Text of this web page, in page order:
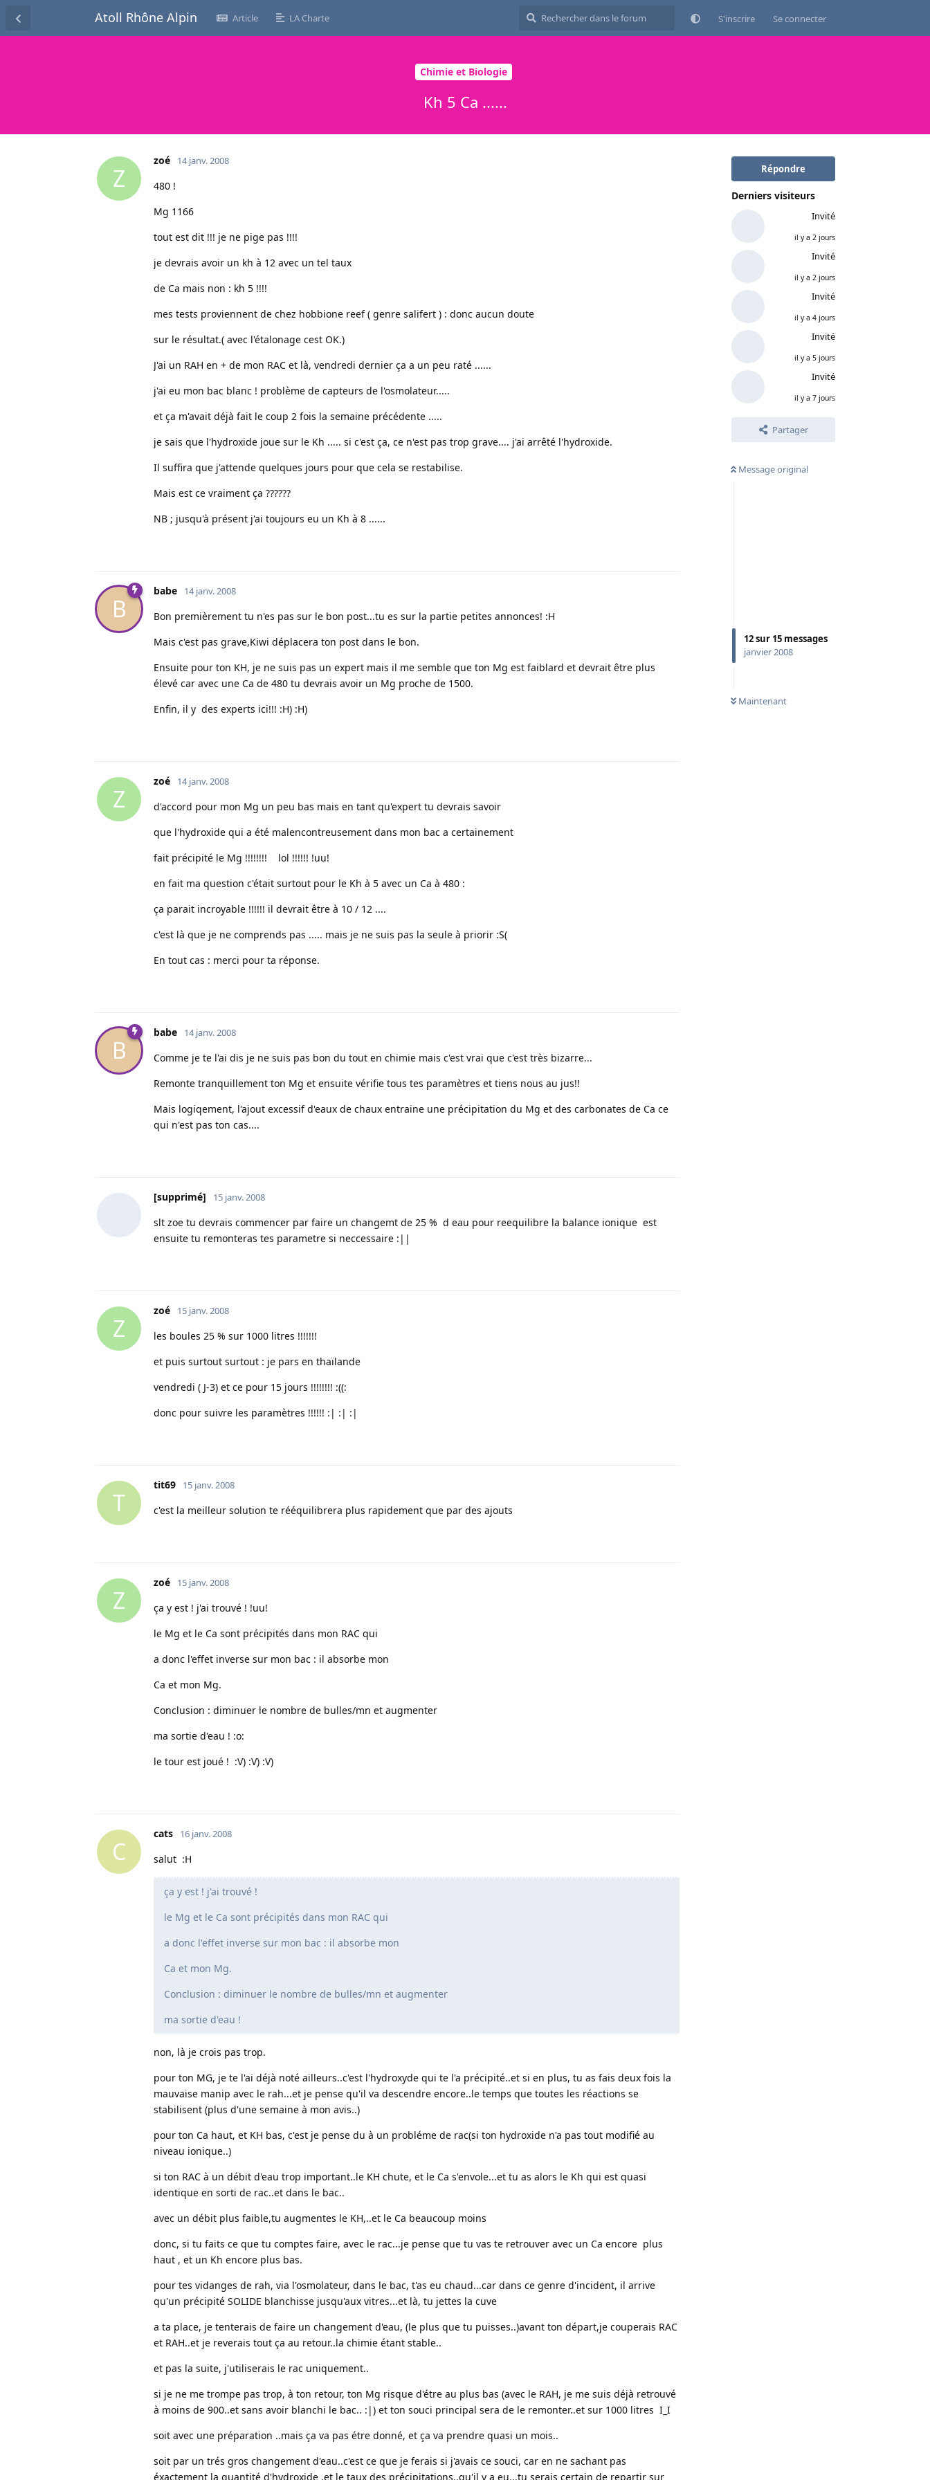
Atoll Rhône Alpin Article LA Charte S'inscrire Se connecter
Chimie et Biologie
Kh 5 Ca ......
Répondre
Derniers visiteurs
Invité
il y a 2 jours
Invité
il y a 2 jours
Invité
il y a 4 jours
Invité
il y a 5 jours
Invité
il y a 7 jours
Partager
Message original
12sur 15 messages
janvier 2008
Maintenant
Z
zoé 14 janv. 2008
480 !
Mg 1166
tout est dit !!! je ne pige pas !!!!
je devrais avoir un kh à 12 avec un tel taux
de Ca mais non : kh 5 !!!!
mes tests proviennent de chez hobbione reef ( genre salifert ) : donc aucun doute
sur le résultat.( avec l'étalonage cest OK.)
J'ai un RAH en + de mon RAC et là, vendredi dernier ça a un peu raté ......
j'ai eu mon bac blanc ! problème de capteurs de l'osmolateur.....
et ça m'avait déjà fait le coup 2 fois la semaine précédente .....
je sais que l'hydroxide joue sur le Kh ..... si c'est ça, ce n'est pas trop grave.... j'ai arrêté l'hydroxide.
Il suffira que j'attende quelques jours pour que cela se restabilise.
Mais est ce vraiment ça ??????
NB ; jusqu'à présent j'ai toujours eu un Kh à 8 ......
B
babe 14 janv. 2008
Bon premièrement tu n'es pas sur le bon post...tu es sur la partie petites annonces! :H
Mais c'est pas grave,Kiwi déplacera ton post dans le bon.
Ensuite pour ton KH, je ne suis pas un expert mais il me semble que ton Mg est faiblard et devrait être plus
élevé car avec une Ca de 480 tu devrais avoir un Mg proche de 1500.
Enfin, il y des experts ici!!! :H) :H)
Z
zoé 14 janv. 2008
d'accord pour mon Mg un peu bas mais en tant qu'expert tu devrais savoir
que l'hydroxide qui a été malencontreusement dans mon bac a certainement
fait précipité le Mg !!!!!!!! lol !!!!!! !uu!
en fait ma question c'était surtout pour le Kh à 5 avec un Ca à 480 :
ça parait incroyable !!!!!! il devrait être à 10 / 12 ....
c'est là que je ne comprends pas ..... mais je ne suis pas la seule à priorir :S(
En tout cas : merci pour ta réponse.
B
babe 14 janv. 2008
Comme je te l'ai dis je ne suis pas bon du tout en chimie mais c'est vrai que c'est très bizarre...
Remonte tranquillement ton Mg et ensuite vérifie tous tes paramètres et tiens nous au jus!!
Mais logiqement, l'ajout excessif d'eaux de chaux entraine une précipitation du Mg et des carbonates de Ca ce
qui n'est pas ton cas....
[supprimé] 15 janv. 2008
slt zoe tu devrais commencer par faire un changemt de 25 % d eau pour reequilibre la balance ionique est
ensuite tu remonteras tes parametre si neccessaire :||
Z
zoé 15 janv. 2008
les boules 25 % sur 1000 litres !!!!!!!
et puis surtout surtout : je pars en thaïlande
vendredi ( J-3) et ce pour 15 jours !!!!!!!! :((:
donc pour suivre les paramètres !!!!!! :| :| :|
T
tit69 15 janv. 2008
c'est la meilleur solution te rééquilibrera plus rapidement que par des ajouts
Z
zoé 15 janv. 2008
ça y est ! j'ai trouvé ! !uu!
le Mg et le Ca sont précipités dans mon RAC qui
a donc l'effet inverse sur mon bac : il absorbe mon
Ca et mon Mg.
Conclusion : diminuer le nombre de bulles/mn et augmenter
ma sortie d'eau ! :o:
le tour est joué ! :V) :V) :V)
C
cats 16 janv. 2008
salut :H
ça y est ! j'ai trouvé !
le Mg et le Ca sont précipités dans mon RAC qui
a donc l'effet inverse sur mon bac : il absorbe mon
Ca et mon Mg.
Conclusion : diminuer le nombre de bulles/mn et augmenter
ma sortie d'eau !
non, là je crois pas trop.
pour ton MG, je te l'ai déjà noté ailleurs..c'est l'hydroxyde qui te l'a précipité..et si en plus, tu as fais deux fois la
mauvaise manip avec le rah...et je pense qu'il va descendre encore..le temps que toutes les réactions se
stabilisent (plus d'une semaine à mon avis..)
pour ton Ca haut, et KH bas, c'est je pense du à un probléme de rac(si ton hydroxide n'a pas tout modifié au
niveau ionique..)
si ton RAC à un débit d'eau trop important..le KH chute, et le Ca s'envole...et tu as alors le Kh qui est quasi
identique en sorti de rac..et dans le bac..
avec un débit plus faible,tu augmentes le KH,..et le Ca beaucoup moins
donc, si tu faits ce que tu comptes faire, avec le rac...je pense que tu vas te retrouver avec un Ca encore plus
haut , et un Kh encore plus bas.
pour tes vidanges de rah, via l'osmolateur, dans le bac, t'as eu chaud...car dans ce genre d'incident, il arrive
qu'un précipité SOLIDE blanchisse jusqu'aux vitres...et là, tu jettes la cuve
a ta place, je tenterais de faire un changement d'eau, (le plus que tu puisses..)avant ton départ,je couperais RAC
et RAH..et je reverais tout ça au retour..la chimie étant stable..
et pas la suite, j'utiliserais le rac uniquement..
si je ne me trompe pas trop, à ton retour, ton Mg risque d'étre au plus bas (avec le RAH, je me suis déjà retrouvé
à moins de 900..et sans avoir blanchi le bac.. :|) et ton souci principal sera de le remonter..et sur 1000 litres I_I
soit avec une préparation ..mais ça va pas étre donné, et ça va prendre quasi un mois..
soit par un trés gros changement d'eau..c'est ce que je ferais si j'avais ce souci, car en ne sachant pas
éxactement la quantité d'hydroxide .et le taux des précipitations..qu'il y a eu...tu serais certain de repartir sur